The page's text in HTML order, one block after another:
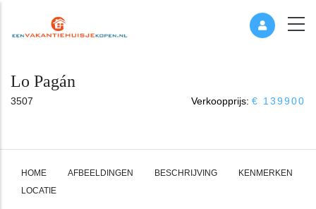
Lo Pagán
3507 Verkoopprijs: € 139900
HOME AFBEELDINGEN BESCHRIJVING
KENMERKEN
LOCATIE